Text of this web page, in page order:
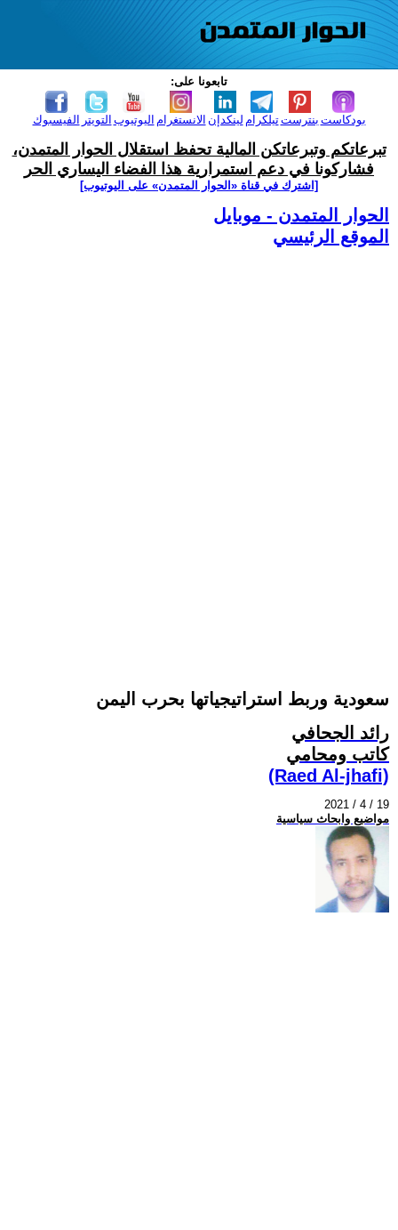
تابعونا على:
الفيسبوك التويتر اليوتيوب الانستغرام لينكدإن تيلكرامبنترست بودكاست
تبرعاتكم وتبرعاتكن المالية تحفظ استقلال الحوار المتمدن،
فشاركونا في دعم استمرارية هذا الفضاء اليساري الحر
[اشترك في قناة ‫«الحوار المتمدن» على اليوتيوب]
الحوار المتمدن - موبايل
الموقع الرئيسي
سعودية وربط استراتيجياتها بحرب اليمن
رائد الجحافي
كاتب ومحامي
(Raed Al-jhafi)
2021 / 4 / 19
مواضيع وابحاث سياسية